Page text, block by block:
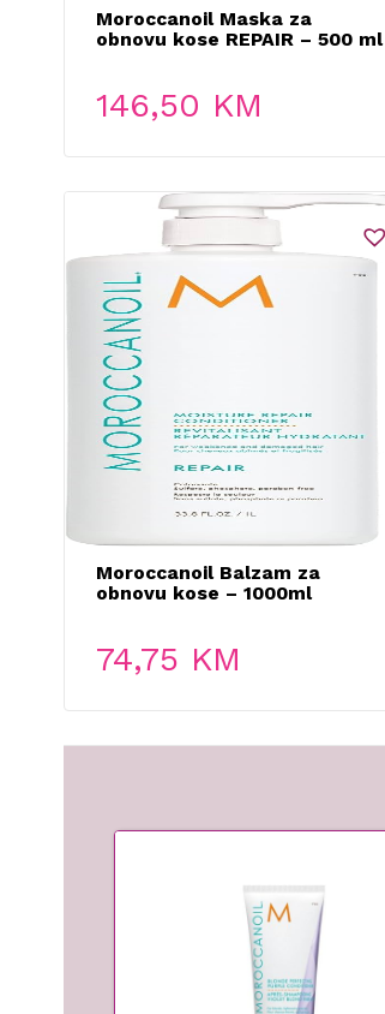
Moroccanoil Maska za
obnovu kose REPAIR – 500 ml
146,50 KM
Moroccanoil Balzam za
obnovu kose – 1000ml
74,75 KM